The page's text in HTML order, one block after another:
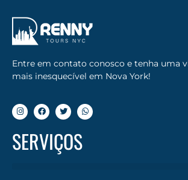
Entre em contato conosco e tenha uma
mais inesquecível em Nova York!
SERVIÇOS